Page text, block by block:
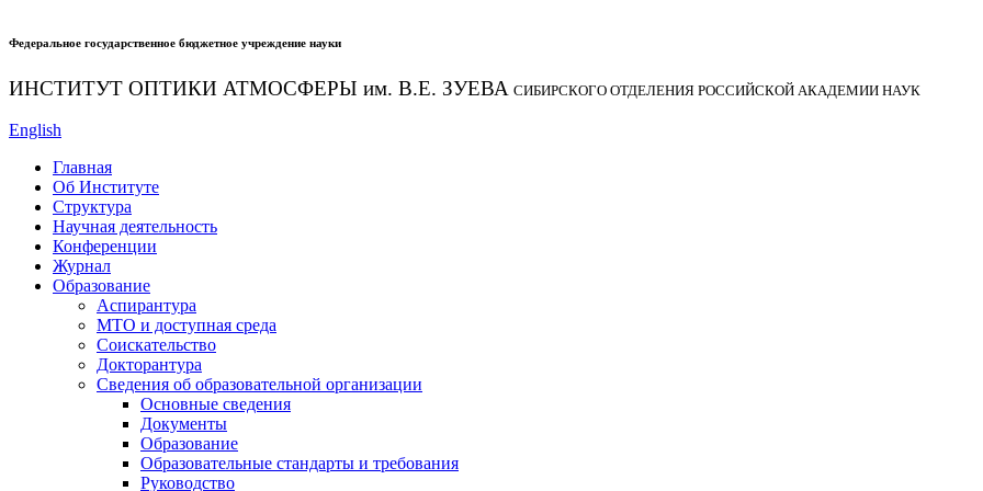
Федеральное государственное бюджетное учреждение науки
ИНСТИТУТ ОПТИКИ АТМОСФЕРЫ им. В.Е. ЗУЕВА СИБИРСКОГО ОТДЕЛЕНИЯ РОССИЙСКОЙ АКАДЕМИИ НАУК
English
Главная
Об Институте
Структура
Научная деятельность
Конференции
Журнал
Образование
Аспирантура
МТО и доступная среда
Соискательство
Докторантура
Сведения об образовательной организации
Основные сведения
Документы
Образование
Образовательные стандарты и требования
Руководство